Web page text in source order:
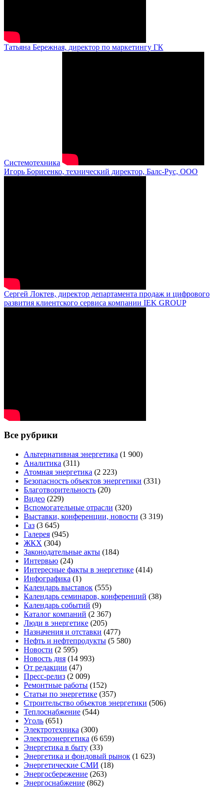
Татьяна Бережная, директор по маркетингу ГК
Системотехника
Игорь Борисенко, технический директор, Балс-Рус, ООО
Сергей Локтев, директор департамента продаж и цифрового
развития клиентского сервиса компании IEK GROUP
Все рубрики
Альтернативная энергетика (1 900)
Аналитика (311)
Атомная энергетика (2 223)
Безопасность объектов энергетики (331)
Благотворительность (20)
Видео (229)
Вспомогательные отрасли (320)
Выставки, конференции, новости (3 319)
Газ (3 645)
Галерея (945)
ЖКХ (304)
Законодательные акты (184)
Интервью (24)
Интересные факты в энергетике (414)
Инфографика (1)
Календарь выставок (555)
Календарь семинаров, конференций (38)
Календарь событий (9)
Каталог компаний (2 367)
Люди в энергетике (205)
Назначения и отставки (477)
Нефть и нефтепродукты (5 580)
Новости (2 595)
Новость дня (14 993)
От редакции (47)
Пресс-релиз (2 009)
Ремонтные работы (152)
Статьи по энергетике (357)
Строительство объектов энергетики (506)
Теплоснабжение (544)
Уголь (651)
Электротехника (300)
Электроэнергетика (6 659)
Энергетика в быту (33)
Энергетика и фондовый рынок (1 623)
Энергетические СМИ (18)
Энергосбережение (263)
Энергоснабжение (862)